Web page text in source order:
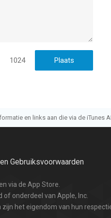
1024
en links aan die via de iTunes
Gebruiksvoorwaarden
via de App Store.
of onderdeel van Apple, Inc.
het eigendom van hun